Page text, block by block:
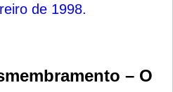
de 1998.
– O